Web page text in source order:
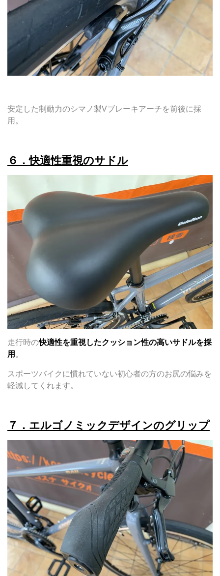
安定した制動力のシマノ製Vブレーキアーチを前後に採
用。
６．快適性重視のサドル
走行時の快適性を重視したクッション性の高いサドルを採
用 。
スポーツバイクに慣れていない初心者の方のお尻の悩みを
軽減してくれます。
７．エルゴノミックデザインのグリップ